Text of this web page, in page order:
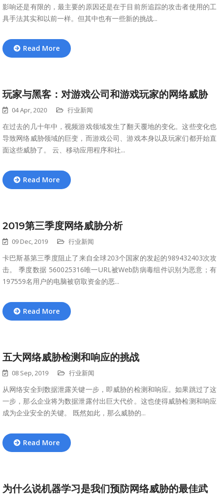
影响还是有限的，最主要的原因还是在于目前所追踪的攻击者使用的工
具手法其实和以前一样。但其中也有一些新的挑战...
Read More
玩家与黑客：对游戏公司和游戏玩家的网络威胁
04 Apr, 2020 行业新闻
在过去的几十年中，视频游戏领域发生了翻天覆地的变化。这些变化也
导致网络威胁领域的巨变，而游戏公司、游戏本身以及玩家们都开始直
面这些威胁了。 云、移动应用程序和社...
Read More
2019第三季度网络威胁分析
09 Dec, 2019 行业新闻
卡巴斯基第三季度阻止了来自全球203个国家的发起的989432403次攻
击。 季度数据 560025316唯一URL被Web防病毒组件识别为恶意；有
197559名用户的电脑被窃取资金的恶...
Read More
五大网络威胁检测和响应的挑战
08 Sep, 2019 行业新闻
从网络安全到数据泄露关键一步，即威胁的检测和响应。如果跳过了这
一步，那么企业将为数据泄露付出巨大代价。这也使得威胁检测和响应
成为企业安全的关键。 既然如此，那么威胁的...
Read More
为什么说机器学习是我们预防网络威胁的最佳武